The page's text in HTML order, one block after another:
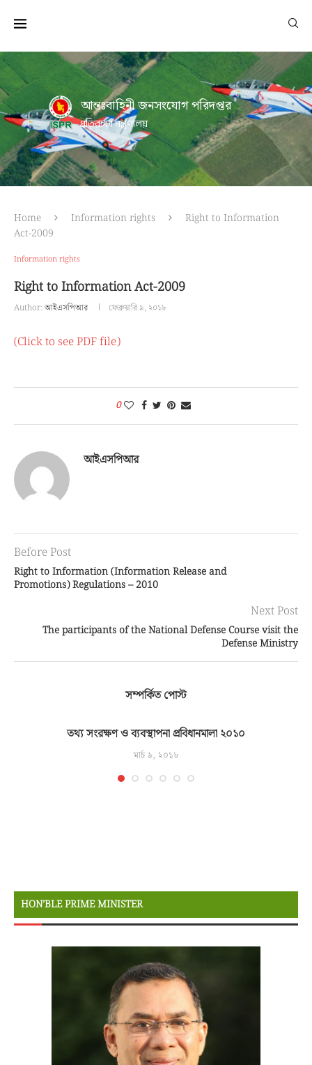
আন্তঃবাহিনী জনসংযোগ পরিদপ্তর
প্রতিরক্ষা মন্ত্রণালয়
Home Information rights
Right to Information
Act-2009
Information rights
Right to Information Act-2009
Author:আইএসপিআর ফেব্রুয়ারি ৯, ২০১৮
(Click to see PDF file)
0
আইএসপিআর
Before Post
Right to Information (Information Release and
Promotions) Regulations – 2010
Next Post
The participants of the National Defense Course visit the
Defense Ministry
সম্পর্কিত পোস্ট
তথ্য সংরক্ষণ ও ব্যবস্থাপনা প্রবিধানমালা ২০১০
মার্চ ৯, ২০১৮
HON’BLE PRIME MINISTER